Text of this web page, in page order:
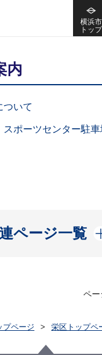
横浜市
トップ
内
ついて
スポーツセンター駐
ページ一覧
開く
ペ
プページ
栄区トップペ